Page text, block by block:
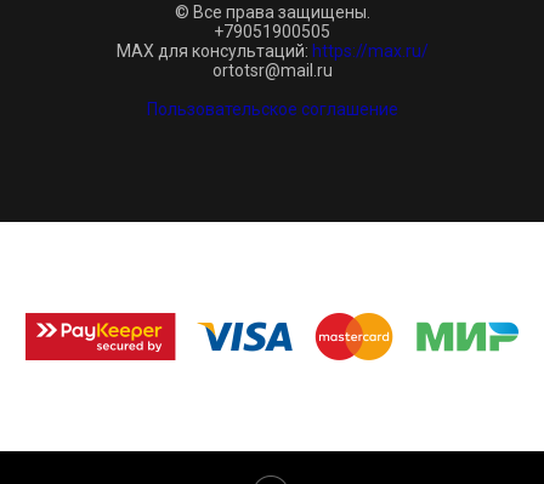
© Все права защищены.
+79051900505
MAX для консультаций: https://max.ru/
ortotsr@mail.ru
Пользовательское соглашение